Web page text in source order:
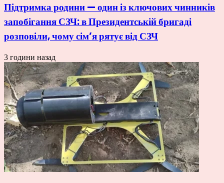
Підтримка родини — один із ключових чинників
запобігання СЗЧ: в Президентській бригаді
розповіли, чому сім’я рятує від СЗЧ
3 години назад